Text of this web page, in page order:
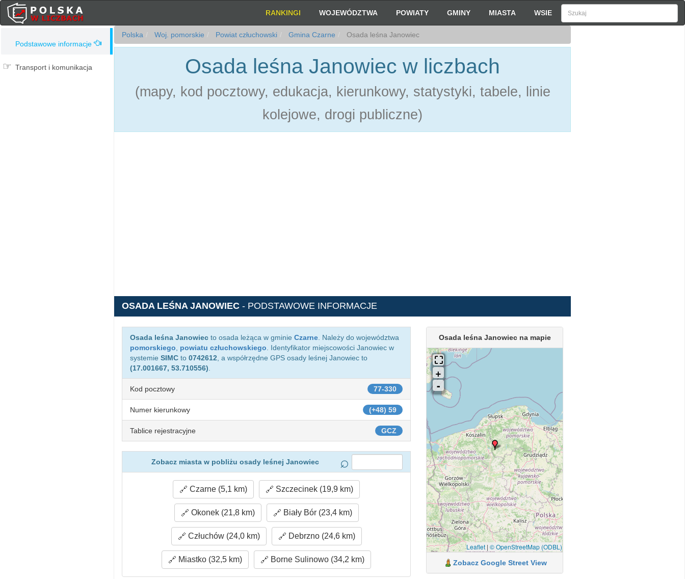
RANKINGI WOJEWÓDZTWA POWIATY GMINY MIASTA WSIE
Podstawowe informacje
Transport i komunikacja
Polska Woj. pomorskie Powiat człuchowski Gmina Czarne Osada leśna Janowiec
Osada leśna Janowiec w liczbach
(mapy, kod pocztowy, edukacja, kierunkowy, statystyki, tabele, linie
kolejowe, drogi publiczne)
OSADA LEŚNA JANOWIEC - PODSTAWOWE INFORMACJE
Osada leśna Janowiec to osada leżąca w gminie Czarne . Należy do województwa
pomorskiego
powiatu człuchowskiego . Identyfikator miejscowości Janowiec w
systemie SIMC to 0742612 , a współrzędne GPS osady leśnej Janowiec to
(17.001667, 53.710556)
77-330
Kod pocztowy
(+48) 59
Numer kierunkowy
GCZ
Tablice rejestracyjne
Zobacz miasta w pobliżu osady leśnej Janowiec
Czarne (5,1 km) Szczecinek (19,9 km)
Okonek (21,8 km) Biały Bór (23,4 km)
Człuchów (24,0 km) Debrzno (24,6 km)
Miastko (32,5 km) Borne Sulinowo (34,2 km)
Osada leśna Janowiec na mapie
Leaflet| © OpenStreetMap (ODBL)
Zobacz Google Street View